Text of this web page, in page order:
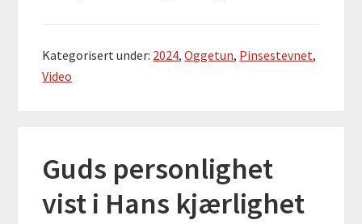
Kategorisert under: 2024,Oggetun, Pinsestevnet,
Video
Guds personlighet
vist i Hans kjærlighet